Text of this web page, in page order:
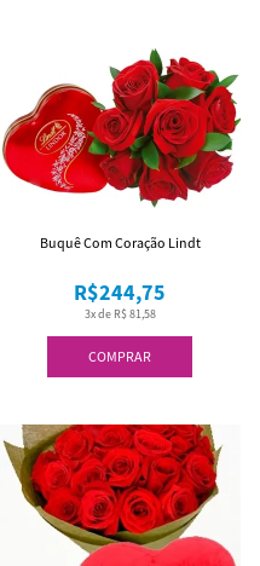
COMPRAR
3x de R$ 81,58
R$244,75
Buquê Com Coração Lindt